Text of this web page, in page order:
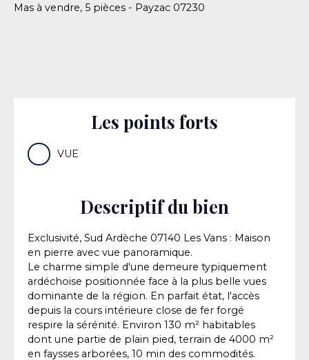
Mas à vendre, 5 pièces - Payzac 07230
Les points forts
VUE
Descriptif du bien
Exclusivité, Sud Ardèche 07140 Les Vans : Maison
en pierre avec vue panoramique.
Le charme simple d'une demeure typiquement
ardéchoise positionnée face à la plus belle vues
dominante de la région. En parfait état, l'accès
depuis la cours intérieure close de fer forgé
respire la sérénité. Environ 130 m² habitables
dont une partie de plain pied, terrain de 4000 m²
en faysses arborées, 10 min des commodités.